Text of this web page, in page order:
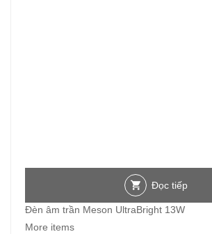
Đọc tiếp
Đèn âm trần Meson UltraBright 13W
More items